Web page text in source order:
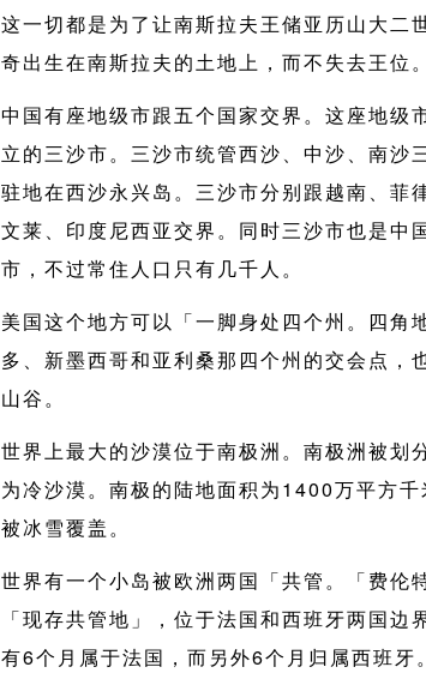
这一切都是为了让南斯拉夫王储亚历山大二
奇出生在南斯拉夫的土地上，而不失去王位。
中国有座地级市跟五个国家交界。这座地级
立的三沙市。三沙市统管西沙、中沙、南沙
驻地在西沙永兴岛。三沙市分别跟越南、菲
文莱、印度尼西亚交界。同时三沙市也是中
市，不过常住人口只有几千人。
美国这个地方可以「一脚身处四个州。四角
多、新墨西哥和亚利桑那四个州的交会点，
山谷。
世界上最大的沙漠位于南极洲。南极洲被划
为冷沙漠。南极的陆地面积为1400万平方
被冰雪覆盖。
世界有一个小岛被欧洲两国「共管。「费伦
「现存共管地」，位于法国和西班牙两国边
有6个月属于法国，而另外6个月归属西班牙